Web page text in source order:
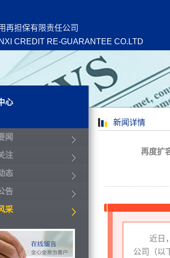
再担保有限责任公司
CREDIT RE-GUARANTEE CO.LTD
心
闻
注
态
告
采
新闻详情
再度扩
近日
公司（以